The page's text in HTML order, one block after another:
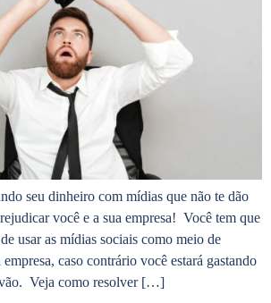
seu dinheiro com mídias que não te dão
você e a sua empresa! Você tem que
usar as mídias sociais como meio de
caso contrário você estará gastando
Veja como resolver […]